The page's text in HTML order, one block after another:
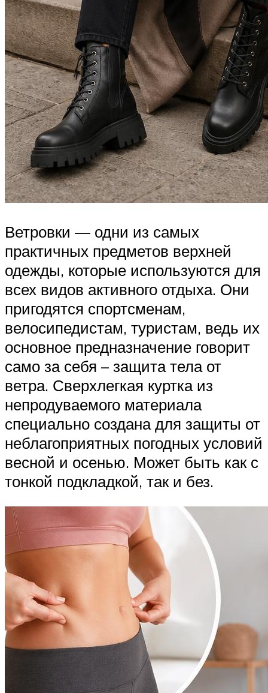
Ветровки — одни из самых
практичных предметов верхней
одежды, которые используются для
всех видов активного отдыха. Они
пригодятся спортсменам,
велосипедистам, туристам, ведь их
основное предназначение говорит
само за себя – защита тела от
ветра. Сверхлегкая куртка из
непродуваемого материала
специально создана для защиты от
неблагоприятных погодных условий
весной и осенью. Может быть как с
тонкой подкладкой, так и без.